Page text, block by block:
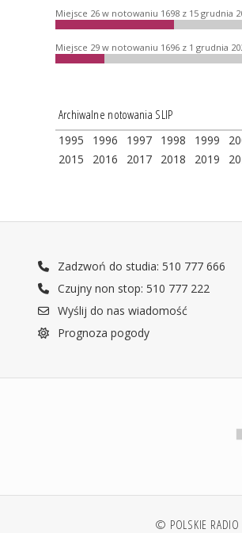
Miejsce 26 w notowaniu 1698 z 15 grudnia
Miejsce 29 w notowaniu 1696 z 1 grudnia
Archiwalne notowania SLIP
1995 1996 1997 1998 1999
2015
2016 2017 2018 2019
Zadzwoń do studia: 510 777 666
Czujny non stop: 510 777 222
Wyślij do nas wiadomość
Prognoza pogody
© POLSKIE RADIO